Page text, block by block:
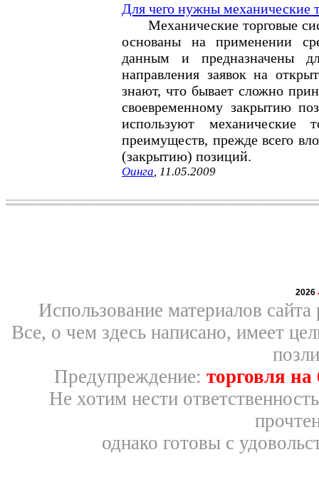
Для чего нужны механические
Механические торговые
основаны на применении
данным и предназначены
направления заявок на
знают, что бывает сложно
своевременному закрытию
используют механические
преимуществ, прежде всего
(закрытию) позиций.
Оинга, 11.05.2009
2026
Использование материалов
Все, о чем здесь написано, имеет
Предупреждение: торговля
Не хотим нести
однако готовы с